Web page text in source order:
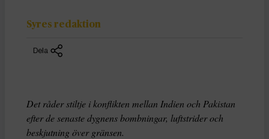
Syres redaktion
Dela
Det råder stiltje i konflikten mellan Indien och Pakistan
efter de senaste dygnens bombningar, luftstrider och
beskjutning över gränsen.